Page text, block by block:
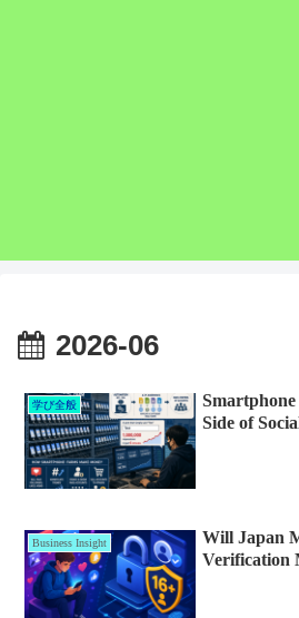
2026-06
学び全般
Side of
Business Insight
Will Japan
Verification